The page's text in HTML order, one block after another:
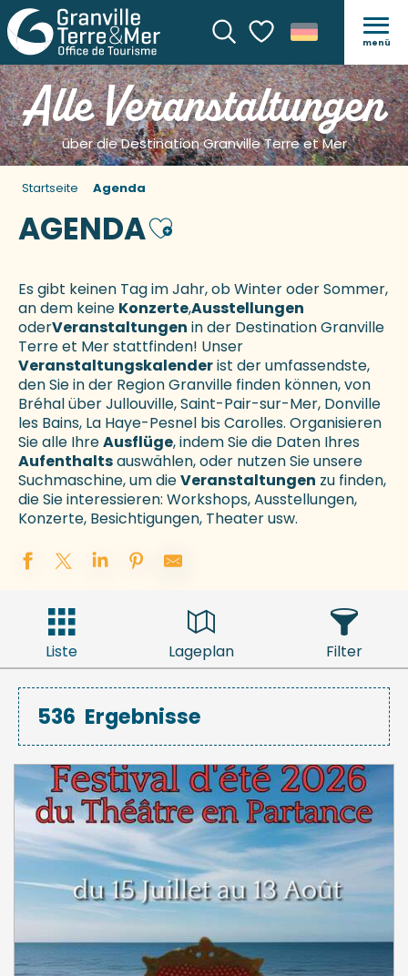
SucheVoir les favoris
menü
Alle Veranstaltungen
über die Destination Granville Terre et Mer
Startseite Agenda
AGENDAAjouter aux favoris
Es gibt keinen Tag im Jahr, ob Winter oder Sommer,
an dem keine Konzerte,Ausstellungen
oderVeranstaltungen in der Destination Granville
Terre et Mer stattfinden! Unser
Veranstaltungskalenderist der umfassendste,
den Sie in der Region Granville finden können, von
Bréhal über Jullouville, Saint-Pair-sur-Mer, Donville
les Bains, La Haye-Pesnel bis Carolles. Organisieren
Sie alle IhreAusflüge, indem Sie die Daten Ihres
Aufenthaltsauswählen, oder nutzen Sie unsere
Suchmaschine, um dieVeranstaltungen zu finden,
die Sie interessieren: Workshops, Ausstellungen,
Konzerte, Besichtigungen, Theater usw.
Liste Lageplan Filter
536 Ergebnisse